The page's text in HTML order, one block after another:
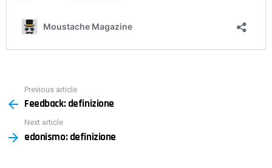
more
Previous article
Feedback: definizione
Next article
edonismo: definizione